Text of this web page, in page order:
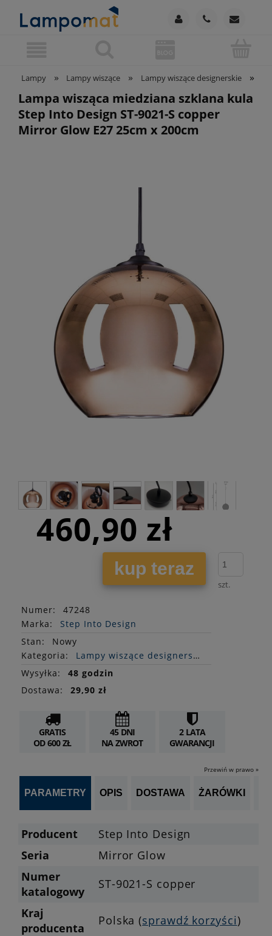
Lampy » Lampy wiszące » Lampy wiszące designerskie »
Lampa wisząca miedziana szklana kula
Step Into Design ST-9021-S copper
Mirror Glow E27 25cm x 200cm
460,90 zł
kup teraz
szt.
Numer:
47248
Marka:
Step Into Design
Stan:
Nowy
Kategoria:
Lampy wiszące designerskie
Wysyłka:
48 godzin
Dostawa:
29,90 zł
GRATIS
OD 600 ZŁ
45 DNI
NA ZWROT
2 LATA
GWARANCJI
Przewiń w prawo »
PARAMETRY OPIS DOSTAWA ŻARÓWKI
Producent
Step Into Design
Seria
Mirror Glow
Numer
katalogowy
ST-9021-S copper
Kraj
producenta
Polska (sprawdź korzyści)